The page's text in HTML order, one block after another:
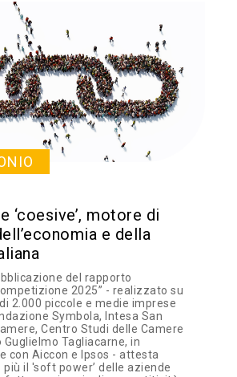
‘coesive’, motore di
e della
del rapporto
2025” - realizzato su
2.000 piccole e medie imprese
Symbola, Intesa San
Centro Studi delle Camere
Tagliacarne, in
con Aiccon e Ipsos - attesta
il 'soft power’ delle aziende